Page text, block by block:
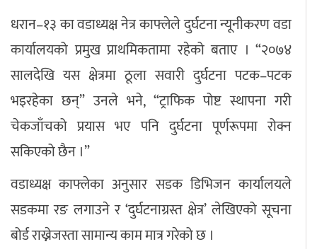
धरान–१३ का वडाध्यक्ष नेत्र काफ्लेले दुर्घटना न्यूनीकरण वडा
कार्यालयको प्रमुख प्राथमिकतामा रहेको बताए । “२०७४
सालदेखि यस क्षेत्रमा ठूला सवारी दुर्घटना पटक–पटक
भइरहेका छन्” उनले भने, “ट्राफिक पोष्ट स्थापना गरी
चेकजाँचको प्रयास भए पनि दुर्घटना पूर्णरूपमा रोक्न
सकिएको छैन ।”
वडाध्यक्ष काफ्लेका अनुसार सडक डिभिजन कार्यालयले
सडकमा रङ लगाउने र ‘दुर्घटनाग्रस्त क्षेत्र’ लेखिएको सूचना
बोर्ड राख्नेजस्ता सामान्य काम मात्र गरेको छ ।